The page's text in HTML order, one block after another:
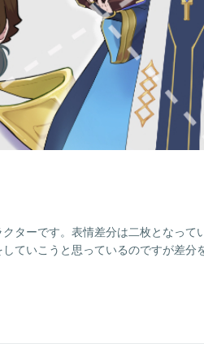
ターです。表情差分は二枚となって
ていこうと思っているのですが差分